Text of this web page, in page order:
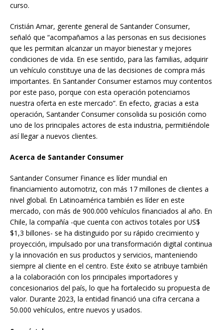
curso.
Cristián Amar, gerente general de Santander Consumer,
señaló que “acompañamos a las personas en sus decisiones
que les permitan alcanzar un mayor bienestar y mejores
condiciones de vida. En ese sentido, para las familias, adquirir
un vehículo constituye una de las decisiones de compra más
importantes. En Santander Consumer estamos muy contentos
por este paso, porque con esta operación potenciamos
nuestra oferta en este mercado”. En efecto, gracias a esta
operación, Santander Consumer consolida su posición como
uno de los principales actores de esta industria, permitiéndole
así llegar a nuevos clientes.
Acerca de Santander Consumer
Santander Consumer Finance es líder mundial en
financiamiento automotriz, con más 17 millones de clientes a
nivel global. En Latinoamérica también es líder en este
mercado, con más de 900.000 vehículos financiados al año. En
Chile, la compañía -que cuenta con activos totales por US$
$1,3 billones- se ha distinguido por su rápido crecimiento y
proyección, impulsado por una transformación digital continua
y la innovación en sus productos y servicios, manteniendo
siempre al cliente en el centro. Este éxito se atribuye también
a la colaboración con los principales importadores y
concesionarios del país, lo que ha fortalecido su propuesta de
valor. Durante 2023, la entidad financió una cifra cercana a
50.000 vehículos, entre nuevos y usados.